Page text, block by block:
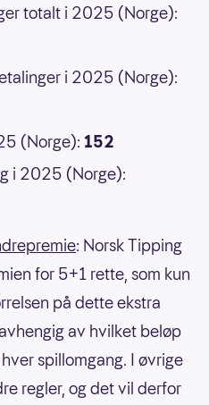
totalt i 2025 (Norge):
i 2025 (Norge):
(Norge): 152
i 2025 (Norge):
: Norsk Tipping
for 5+1 rette, som kun
på dette ekstra
av hvilket beløp
spillomgang. I øvrige
regler, og det vil derfor